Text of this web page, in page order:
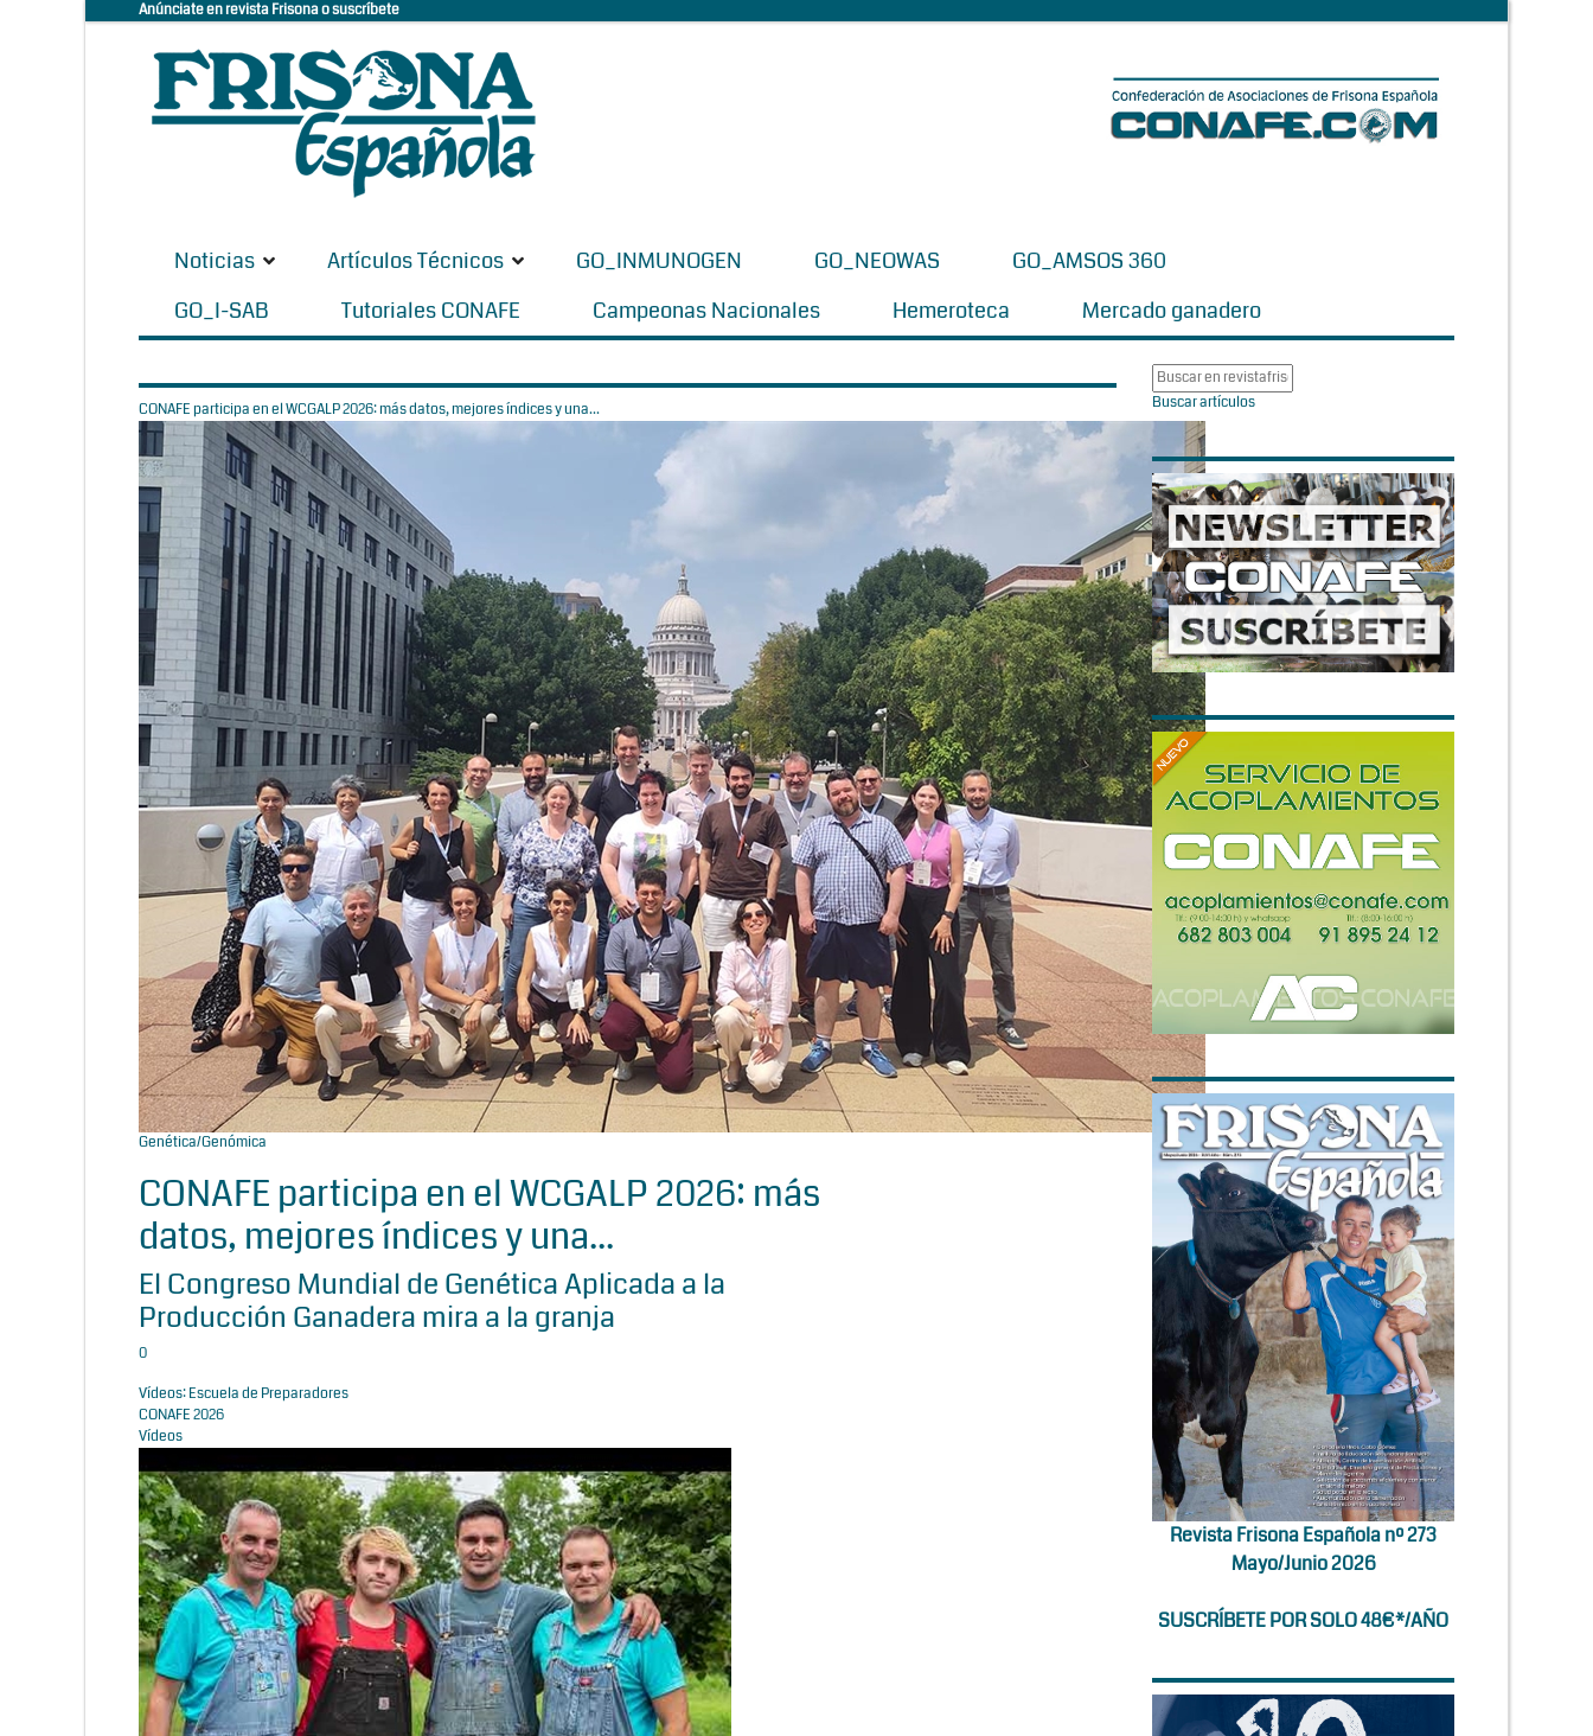
Anúnciate en revista Frisona o suscríbete
Noticias Artículos Técnicos GO_INMUNOGEN GO_NEOWAS
GO_AMSOS 360
GO_I-SAB
Tutoriales CONAFE Campeonas Nacionales Hemeroteca Mercado ganadero
CONAFE participa en el WCGALP 2026: más datos, mejores índices y una...
Genética/Genómica
CONAFE participa en el WCGALP 2026: más
datos, mejores índices y una...
El Congreso Mundial de Genética Aplicada a la
Producción Ganadera mira a la granja
0
Vídeos: Escuela de Preparadores
CONAFE 2026
Vídeos
Buscar artículos
Revista Frisona Española nº 273
Mayo/Junio 2026
SUSCRÍBETE POR SOLO 48€*/AÑO